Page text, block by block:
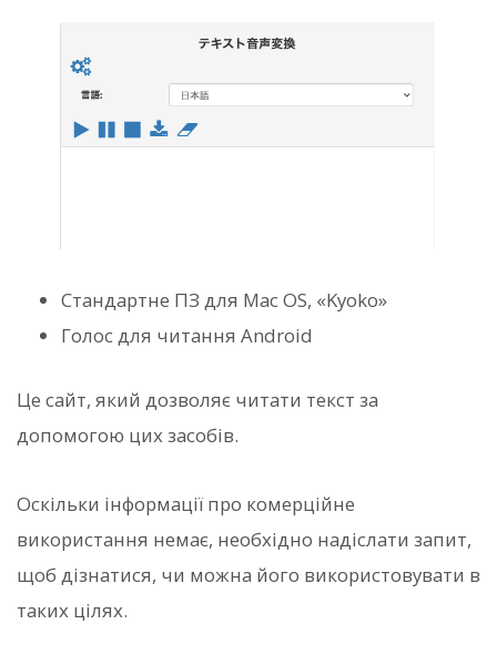
Стандартне ПЗ для Mac OS, «Kyoko»
Голос для читання Android
Це сайт, який дозволяє читати текст за
допомогою цих засобів.
Оскільки інформації про комерційне
використання немає, необхідно надіслати запит,
щоб дізнатися, чи можна його використовувати в
таких цілях.